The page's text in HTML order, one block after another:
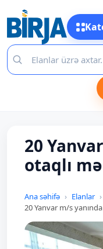
20
otaqlı
Ana səhifə
Elanlar
20 Yanvar m/s